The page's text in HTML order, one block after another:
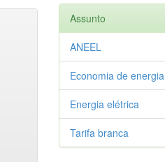
Assunto
ANEEL
Economia de energia
Energia elétrica
Tarifa branca